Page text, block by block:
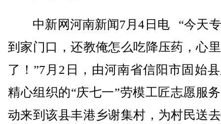
中新网河南新闻7月4日电 “今天专
到家门口，还教俺怎么吃降压药，心
了！”7月2日，由河南省信阳市固始
精心组织的“庆七一”劳模工匠志愿服
动来到该县丰港乡谢集村，为村民送